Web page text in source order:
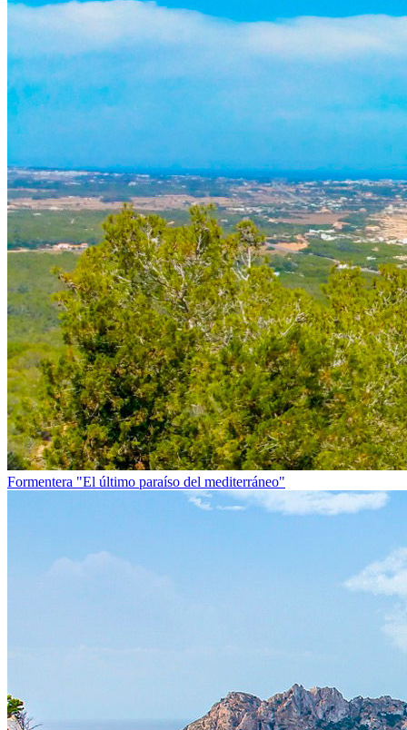
Formentera "El último paraíso del mediterráneo"